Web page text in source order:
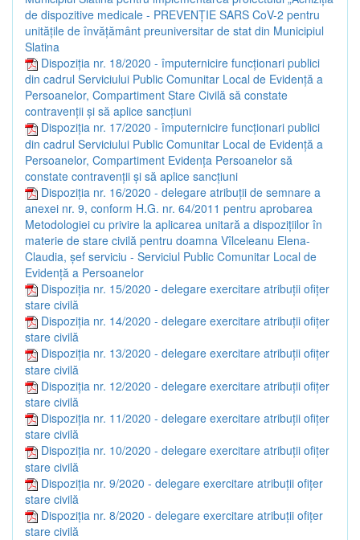
de dispozitive medicale - PREVENȚIE SARS CoV-2 pentru
unitățile de învățământ preuniversitar de stat din Municipiul
Slatina
Dispoziția nr. 18/2020 - împuternicire funcționari publici
din cadrul Serviciului Public Comunitar Local de Evidență a
Persoanelor, Compartiment Stare Civilă să constate
contravenții și să aplice sancțiuni
Dispoziția nr. 17/2020 - împuternicire funcționari publici
din cadrul Serviciului Public Comunitar Local de Evidență a
Persoanelor, Compartiment Evidența Persoanelor să
constate contravenții și să aplice sancțiuni
Dispoziția nr. 16/2020 - delegare atribuții de semnare a
anexei nr. 9, conform H.G. nr. 64/2011 pentru aprobarea
Metodologiei cu privire la aplicarea unitară a dispozițiilor în
materie de stare civilă pentru doamna Vîlceleanu Elena-
Claudia, șef serviciu - Serviciul Public Comunitar Local de
Evidență a Persoanelor
Dispoziția nr. 15/2020 - delegare exercitare atribuții ofițer
stare civilă
Dispoziția nr. 14/2020 - delegare exercitare atribuții ofițer
stare civilă
Dispoziția nr. 13/2020 - delegare exercitare atribuții ofițer
stare civilă
Dispoziția nr. 12/2020 - delegare exercitare atribuții ofițer
stare civilă
Dispoziția nr. 11/2020 - delegare exercitare atribuții ofițer
stare civilă
Dispoziția nr. 10/2020 - delegare exercitare atribuții ofițer
stare civilă
Dispoziția nr. 9/2020 - delegare exercitare atribuții ofițer
stare civilă
Dispoziția nr. 8/2020 - delegare exercitare atribuții ofițer
stare civilă